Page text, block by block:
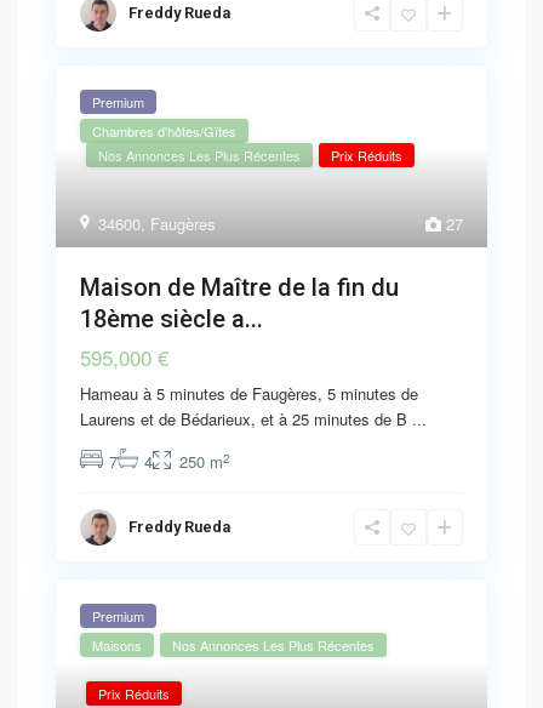
Freddy Rueda
27
34600, Faugères
Premium
Chambres d'hôtes/Gîtes
Nos Annonces Les Plus Récentes
Prix Réduits
Maison de Maître de la fin du
18ème siècle a...
595,000 €
Hameau à 5 minutes de Faugères, 5 minutes de
Laurens et de Bédarieux, et à 25 minutes de B ...
7
4 250 m2
Freddy Rueda
Premium
Maisons
Nos Annonces Les Plus Récentes
Prix Réduits